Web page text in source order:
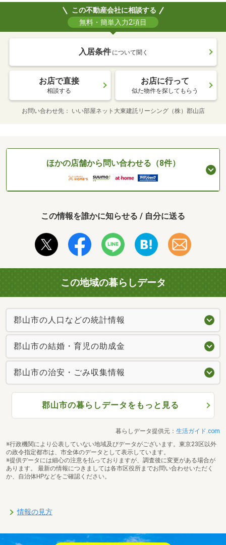
この不動産会社に相談する
無料・簡単入力2項目
入居条件 について聞く
お店で直接
相談する
お店に行って
似た物件を探してもらう
お問い合わせ先 いい部屋ネット大東建託リーシング（株）郡山店
ほかの店舗から問い合わせる（8件）
この情報を誰かに知らせる / 自分に送る
この地域の暮らしデータ
郡山市の人口などの統計情報
郡山市の結婚・育児の助成金
郡山市の治安・ごみ収集情報
郡山市の暮らしデータをもっと見る
暮らしデータ提供元： 生活ガイド.com
※行政機関により公表していない地域及びデータがございます。東京23区以外
の政令指定都市は、市全体のデータとして表示しています。
※提供データには細心の注意を払っておりますが、調査後に変更がある場合が
あります。 最新の情報につきましては各市区役所までお問い合わせいただく
か、自治体HPなどをご確認ください。
情報の見方